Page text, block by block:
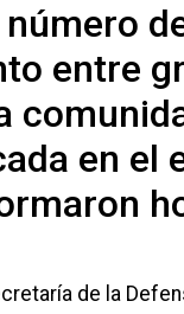
entre
en el
de la